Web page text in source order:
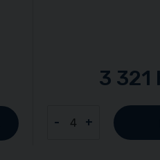
3 321
- +